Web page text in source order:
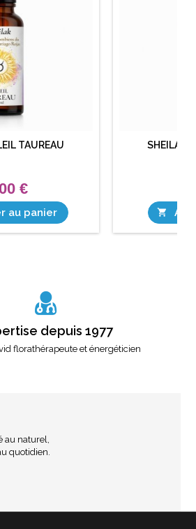
TAUREAU
€
au panier
SHEILAK

depuis 1977
florathérapeute et énergéticien
naturel,
quotidien.